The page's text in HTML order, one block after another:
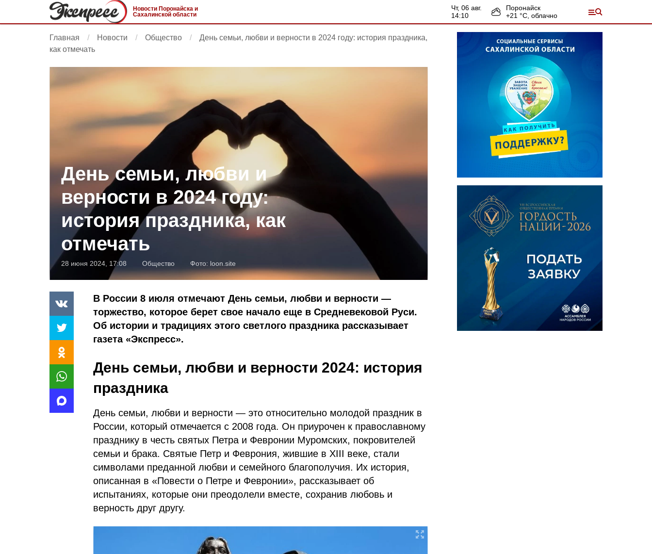
Новости Поронайска и
Сахалинской области
чт, 06 авг.
14:11
Поронайск
+21 °С, облачно
Главная Новости Общество
День семьи, любви и верности в 2024 году: история праздника,
как отмечать
День семьи, любви и
верности в 2024 году:
история праздника, как
отмечать
28 июня 2024, 17:08 Общество Фото: loon.site
В России 8 июля отмечают День семьи, любви и верности —
торжество, которое берет свое начало еще в Средневековой Руси.
Об истории и традициях этого светлого праздника рассказывает
газета «Экспресс».
День семьи, любви и верности 2024: история
праздника
День семьи, любви и верности — это относительно молодой праздник в
России, который отмечается с 2008 года. Он приурочен к православному
празднику в честь святых Петра и Февронии Муромских, покровителей
семьи и брака. Святые Петр и Феврония, жившие в XIII веке, стали
символами преданной любви и семейного благополучия. Их история,
описанная в «Повести о Петре и Февронии», рассказывает об
испытаниях, которые они преодолели вместе, сохранив любовь и
верность друг другу.